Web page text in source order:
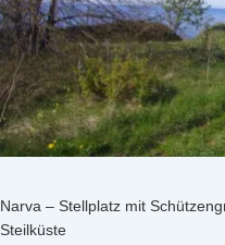
Narva – Stellplatz mit
Steilküste